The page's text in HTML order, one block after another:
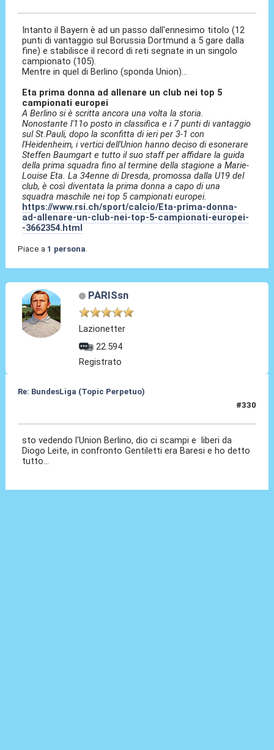
Intanto il Bayern è ad un passo dall'ennesimo titolo (12
punti di vantaggio sul Borussia Dortmund a 5 gare dalla
fine) e stabilisce il record di reti segnate in un singolo
campionato (105).
Mentre in quel di Berlino (sponda Union)...
Eta prima donna ad allenare un club nei top 5
campionati europei
A Berlino si è scritta ancora una volta la storia.
Nonostante l'11o posto in classifica e i 7 punti di vantaggio
sul St.Pauli, dopo la sconfitta di ieri per 3-1 con
l'Heidenheim, i vertici dell'Union hanno deciso di esonerare
Steffen Baumgart e tutto il suo staff per affidare la guida
della prima squadra fino al termine della stagione a Marie-
Louise Eta. La 34enne di Dresda, promossa dalla U19 del
club, è così diventata la prima donna a capo di una
squadra maschile nei top 5 campionati europei.
https://www.rsi.ch/sport/calcio/Eta-prima-donna-
ad-allenare-un-club-nei-top-5-campionati-europei-
-3662354.html
Piace a 1 persona
PARISsn
Lazionetter
22.594
Registrato
Re: BundesLiga (Topic Perpetuo)
#330
sto vedendo l'Union Berlino, dio ci scampi e liberi da
Diogo Leite, in confronto Gentiletti era Baresi e ho detto
tutto...